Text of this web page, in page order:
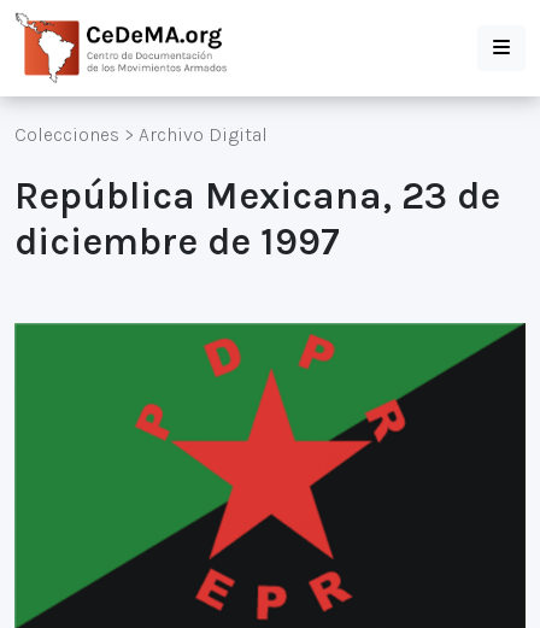
Colecciones > Archivo Digital
República Mexicana, 23 de
diciembre de 1997